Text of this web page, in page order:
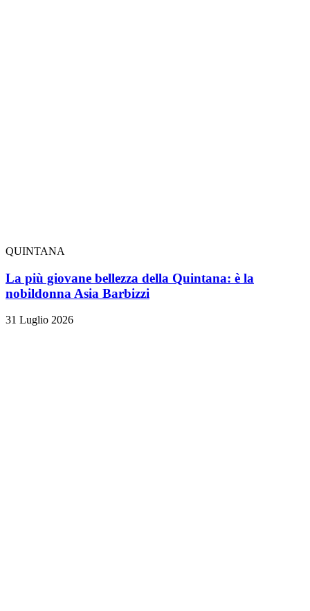
QUINTANA
La più giovane bellezza della Quintana: è la
nobildonna Asia Barbizzi
31 Luglio 2026